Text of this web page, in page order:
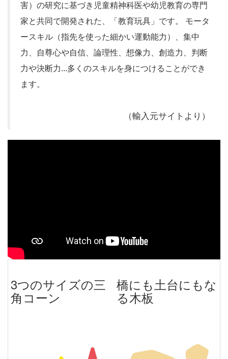
害）の研究に基づき児童精神科医や幼児教育の専門
家と共同で開発された、「教育玩具」です。 モータ
ースキル（指先を使った細かい運動能力）、集中
力、自尊心や自信、論理性、想像力、創造力、判断
力や決断力...多くのスキルを身につけることができ
ます。
（輸入元サイトより）
3つのサイズの三
角コーン
橋にも土台にもな
る木板